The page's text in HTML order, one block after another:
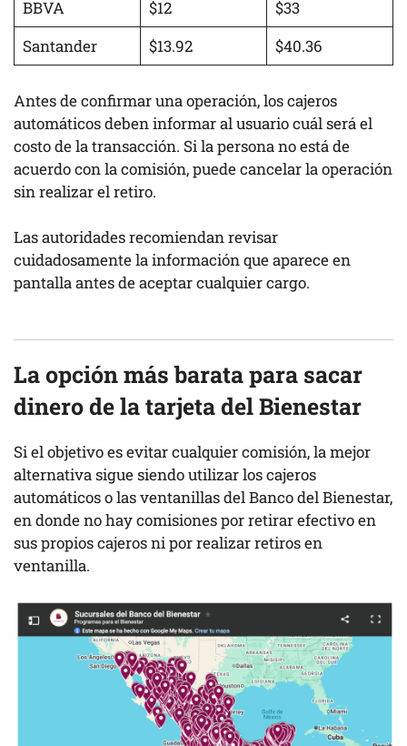
BBVA $12
$33
Santander
$13.92 $40.36
Antes de confirmar una operación, los cajeros
automáticos deben informar al usuario cuál será el
costo de la transacción. Si la persona no está de
acuerdo con la comisión, puede cancelar la operación
sin realizar el retiro.
Las autoridades recomiendan revisar
cuidadosamente la información que aparece en
pantalla antes de aceptar cualquier cargo.
La opción más barata para sacar
dinero de la tarjeta del Bienestar
Si el objetivo es evitar cualquier comisión, la mejor
alternativa sigue siendo utilizar los cajeros
automáticos o las ventanillas del Banco del Bienestar,
en donde no hay comisiones por retirar efectivo en
sus propios cajeros ni por realizar retiros en
ventanilla.